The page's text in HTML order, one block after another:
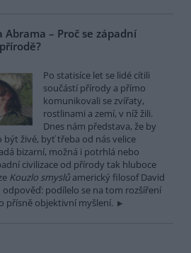
Abrama – Proč se západní
Po statisíce let se lidé cítili
součástí přírody a přímo
komunikovali se zvířaty,
rostlinami a zemí, v níž žili.
Dnes nám představa, že by
živé, byť třeba od nás velice
bizarní, možná i potrhlá nebo
civilizace od přírody tak hluboce
Kouzlo smyslůamerický filosof David
podílelo se na tom rozšíření
přísně objektivní myšlení.